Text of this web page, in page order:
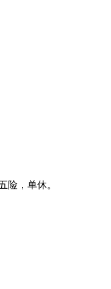
险，单休。